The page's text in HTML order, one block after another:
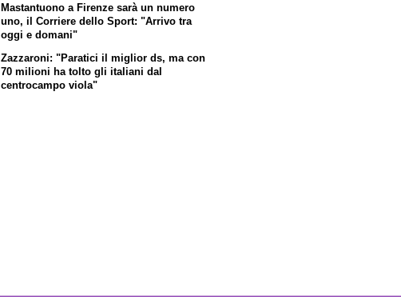
Mastantuono a Firenze sarà un numero
uno, il Corriere dello Sport: "Arrivo tra
oggi e domani"
Zazzaroni: "Paratici il miglior ds, ma con
70 milioni ha tolto gli italiani dal
centrocampo viola"